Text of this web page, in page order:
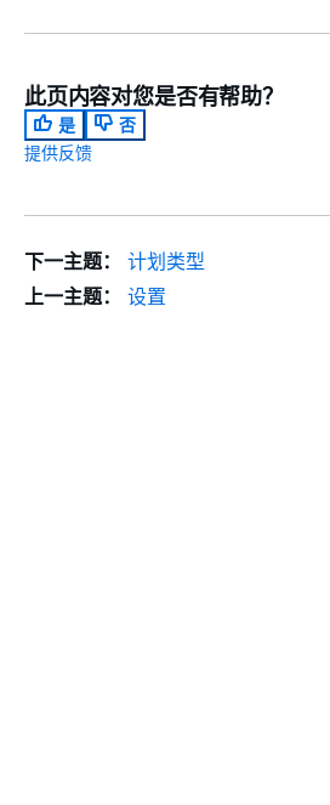
此页内容对您是否有帮助？
是
否
提供反馈
下一主题：
计划类型
上一主题：
设置